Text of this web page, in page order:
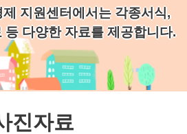
지원센터에서는 각종서식,
등 다양한 자료를 제공합니다.
진자료